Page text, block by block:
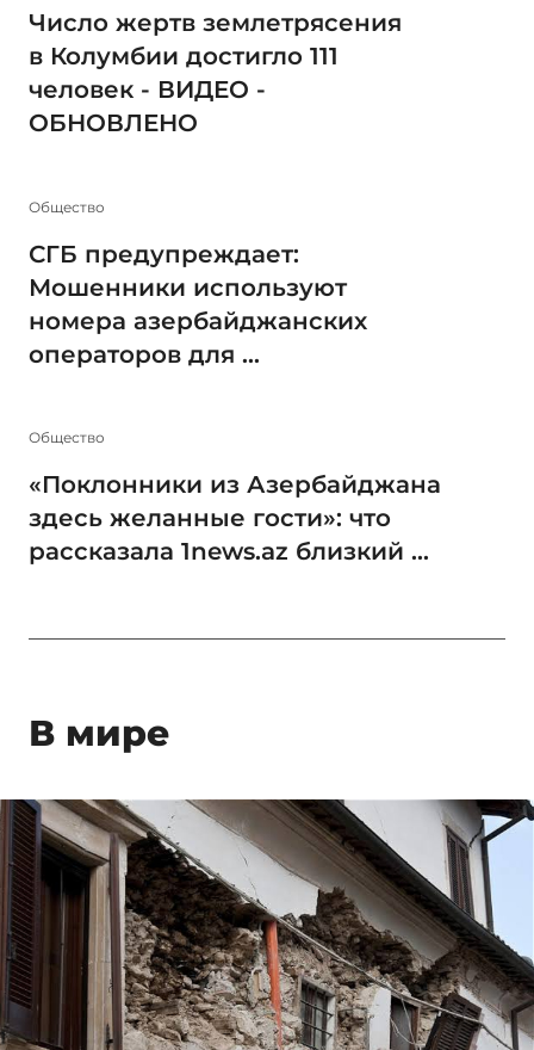
Число жертв землетрясения
в Колумбии достигло 111
человек - ВИДЕО -
ОБНОВЛЕНО
Общество
СГБ предупреждает:
Мошенники используют
номера азербайджанских
операторов для ...
Общество
«Поклонники из Азербайджана
здесь желанные гости»: что
рассказала 1news.az близкий ...
В мире